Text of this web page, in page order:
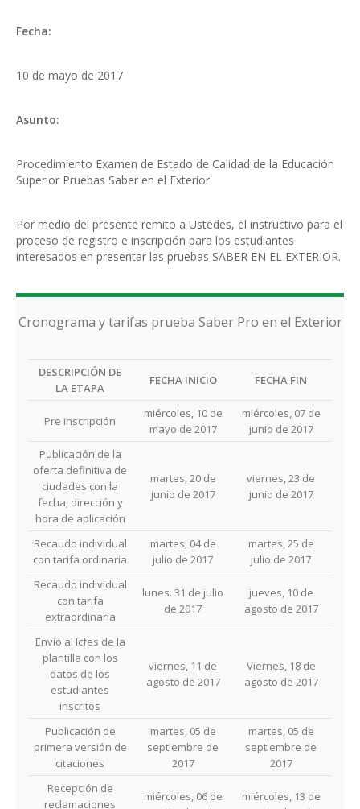
Fecha:
10 de mayo de 2017
Asunto:
Procedimiento Examen de Estado de Calidad de la Educación
Superior Pruebas Saber en el Exterior
Por medio del presente remito a Ustedes, el instructivo para el
proceso de registro e inscripción para los estudiantes
interesados en presentar las pruebas SABER EN EL EXTERIOR.
Cronograma y tarifas prueba Saber Pro en el Exterior
DESCRIPCIÓN DE
LA ETAPA
FECHA INICIO FECHA FIN
Pre inscripción
miércoles, 10 de
mayo de 2017
miércoles, 07 de
junio de 2017
Publicación de la
oferta definitiva de
ciudades con la
fecha, dirección y
hora de aplicación
martes, 20 de
junio de 2017
viernes, 23 de
junio de 2017
Recaudo individual
con tarifa ordinaria
martes, 04 de
julio de 2017
martes, 25 de
julio de 2017
Recaudo individual
con tarifa
extraordinaria
lunes. 31 de julio
de 2017
jueves, 10 de
agosto de 2017
Envió al Icfes de la
plantilla con los
datos de los
estudiantes
inscritos
viernes, 11 de
agosto de 2017
Viernes, 18 de
agosto de 2017
Publicación de
primera versión de
citaciones
martes, 05 de
septiembre de
2017
martes, 05 de
septiembre de
2017
Recepción de
reclamaciones
miércoles, 06 de
miércoles, 13 de